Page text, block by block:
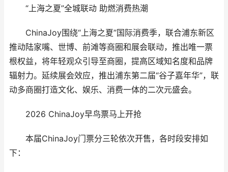
“上海之夏”全城联动 助燃消费热潮
ChinaJoy围绕“上海之夏”国际消费季，联合浦东新区
推动陆家嘴、世博、前滩等商圈和展会联动，推出唯一票
根权益，将年轻观众引导至商圈，提高区域知名度和品牌
辐射力。延续展会效应，推出浦东第二届“谷子嘉年华”，联
动多商圈打造文化、娱乐、消费一体的二次元盛会。
2026 ChinaJoy早鸟票马上开抢
本届ChinaJoy门票分三轮依次开售，各时段安排如
下：